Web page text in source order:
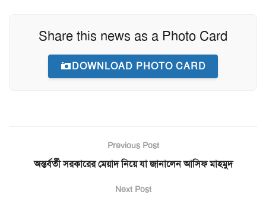
Share this news as a Photo Card
DOWNLOAD PHOTO CARD
Previous Post
অন্তর্বর্তী সরকারের মেয়াদ নিয়ে যা জানালেন আসিফ মাহমুদ
Next Post